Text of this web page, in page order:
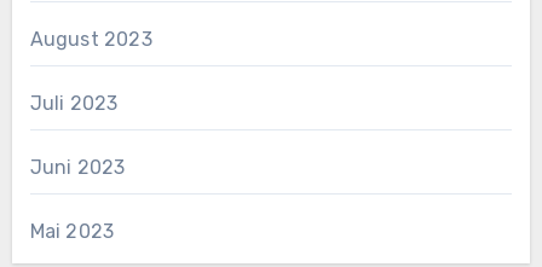
August 2023
Juli 2023
Juni 2023
Mai 2023